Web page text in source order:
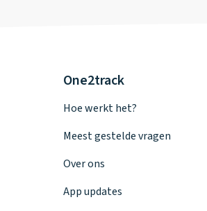
One2track
Hoe werkt het?
Meest gestelde vragen
Over ons
App updates